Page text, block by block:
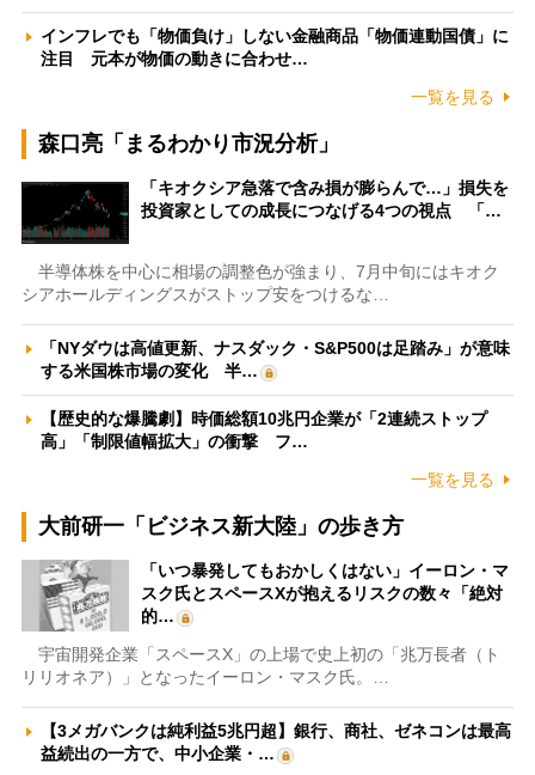
インフレでも「物価負け」しない金融商品「物価連動国債」に
注目 元本が物価の動きに合わせ…
一覧を見る
森口亮「まるわかり市況分析」
「キオクシア急落で含み損が膨らんで…」損失を
投資家としての成長につなげる4つの視点 「…
半導体株を中心に相場の調整色が強まり、7月中旬にはキオク
シアホールディングスがストップ安をつけるな…
「NYダウは高値更新、ナスダック・S&P500は足踏み」が意味
する米国株市場の変化 半…
【歴史的な爆騰劇】時価総額10兆円企業が「2連続ストップ
高」「制限値幅拡大」の衝撃 フ…
一覧を見る
大前研一「ビジネス新大陸」の歩き方
「いつ暴発してもおかしくはない」イーロン・マ
スク氏とスペースXが抱えるリスクの数々「絶対
的…
宇宙開発企業「スペースX」の上場で史上初の「兆万長者（ト
リリオネア）」となったイーロン・マスク氏。…
【3メガバンクは純利益5兆円超】銀行、商社、ゼネコンは最高
益続出の一方で、中小企業・…